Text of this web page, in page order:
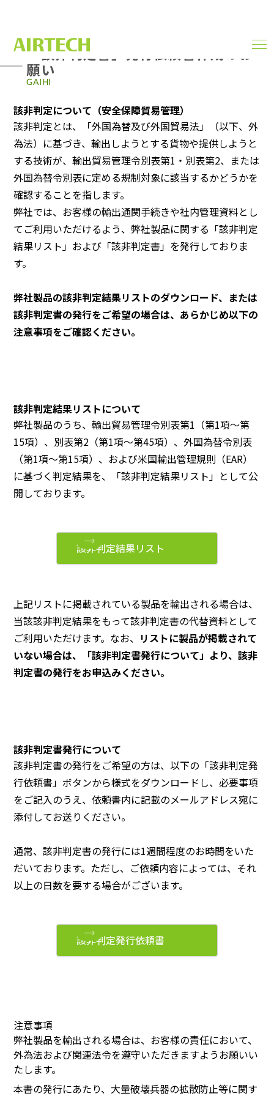
「該非判定書」発行依頼書作成のお
願い
GAIHI
該非判定について（安全保障貿易管理）
該非判定とは、「外国為替及び外国貿易法」（以下、外
為法）に基づき、輸出しようとする貨物や提供しようと
する技術が、輸出貿易管理令別表第1・別表第2、または
外国為替令別表に定める規制対象に該当するかどうかを
確認することを指します。
弊社では、お客様の輸出通関手続きや社内管理資料とし
てご利用いただけるよう、弊社製品に関する「該非判定
結果リスト」および「該非判定書」を発行しておりま
す。
弊社製品の該非判定結果リストのダウンロード、または
該非判定書の発行をご希望の場合は、あらかじめ以下の
注意事項をご確認ください。
該非判定結果リストについて
弊社製品のうち、輸出貿易管理令別表第1（第1項～第
15項）、別表第2（第1項～第45項）、外国為替令別表
（第1項～第15項）、および米国輸出管理規則（EAR）
に基づく判定結果を、「該非判定結果リスト」として公
開しております。
該非判定結果リスト
上記リストに掲載されている製品を輸出される場合は、
当該該非判定結果をもって該非判定書の代替資料として
ご利用いただけます。なお、 リストに製品が掲載されて
いない場合は、「該非判定書発行について」より、該非
判定書の発行をお申込みください。
該非判定書発行について
該非判定書の発行をご希望の方は、以下の「該非判定発
行依頼書」ボタンから様式をダウンロードし、必要事項
をご記入のうえ、依頼書内に記載のメールアドレス宛に
添付してお送りください。
通常、該非判定書の発行には1週間程度のお時間をいた
だいております。ただし、ご依頼内容によっては、それ
以上の日数を要する場合がございます。
該非判定発行依頼書
注意事項
弊社製品を輸出される場合は、お客様の責任において、
外為法および関連法令を遵守いただきますようお願いい
たします。
本書の発行にあたり、大量破壊兵器の拡散防止等に関す